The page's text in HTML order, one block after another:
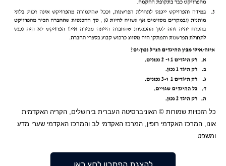
כל הזכויות שמורות © האוניברסיטה העברית בירושלים, הקריה האקדמית
אונו, המרכז האקדמי רופין, המרכז האקדמי לב והמרכז האקדמי שערי מדע
ומשפט.